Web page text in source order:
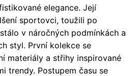
elegance. Její
sportovci, toužili po
v náročných podmínkách a
styl. První kolekce se
materiály a střihy inspirované
trendy. Postupem času se